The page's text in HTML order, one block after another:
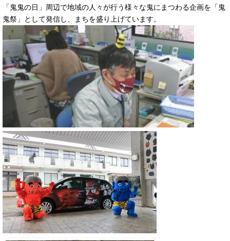
「鬼鬼の日」周辺で地域の人々が行う様々な鬼にまつわる企画を「鬼
鬼祭」として発信し、まちを盛り上げています。